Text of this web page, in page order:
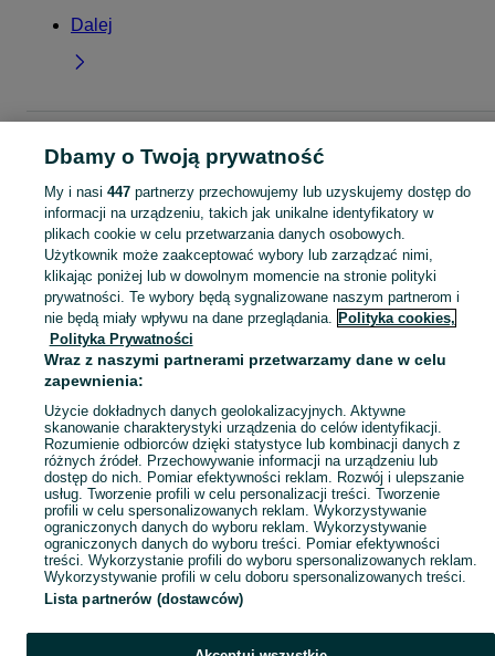
Dalej
plastikowe - Pomorskie
Klocki plastikowe - Kościerzyna
KATEGORIA
domek ogrodowy dla dzieci,basen z kulkami,zabawki ogrodowe,zabawki
Zobacz
Mapa kategorii
Mapa miejscowości
Mapa ministron
Popularne wyszukiwania
Dbamy o Twoją prywatność
My i nasi 447partnerzy przechowujemy lub uzyskujemy dostęp do
informacji na urządzeniu, takich jak unikalne identyfikatory w
plikach cookie w celu przetwarzania danych osobowych.
Użytkownik może zaakceptować wybory lub zarządzać nimi,
klikając poniżej lub w dowolnym momencie na stronie polityki
prywatności. Te wybory będą sygnalizowane naszym partnerom i
nie będą miały wpływu na dane przeglądania. Polityka cookies,
Polityka Prywatności
Wraz z naszymi partnerami przetwarzamy dane w celu
zapewnienia:
Użycie dokładnych danych geolokalizacyjnych. Aktywne
skanowanie charakterystyki urządzenia do celów identyfikacji.
Rozumienie odbiorców dzięki statystyce lub kombinacji danych z
różnych źródeł. Przechowywanie informacji na urządzeniu lub
dostęp do nich. Pomiar efektywności reklam. Rozwój i ulepszanie
usług. Tworzenie profili w celu personalizacji treści. Tworzenie
profili w celu spersonalizowanych reklam. Wykorzystywanie
ograniczonych danych do wyboru reklam. Wykorzystywanie
ograniczonych danych do wyboru treści. Pomiar efektywności
treści. Wykorzystanie profili do wyboru spersonalizowanych reklam.
Wykorzystywanie profili w celu doboru spersonalizowanych treści.
Lista partnerów (dostawców)